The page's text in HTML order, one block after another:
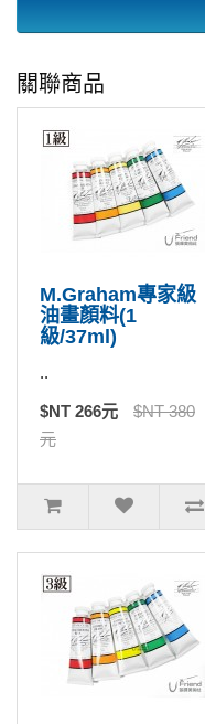
關聯商品
M.Graham專家級
油畫顏料(1
級/37ml)
..
$NT 266元
$NT 380
元